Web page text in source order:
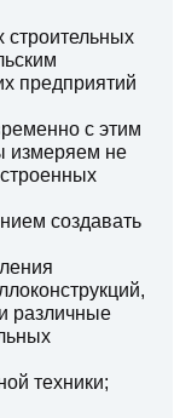
предприятий
с этим
измеряем не
создавать
различные
техники;